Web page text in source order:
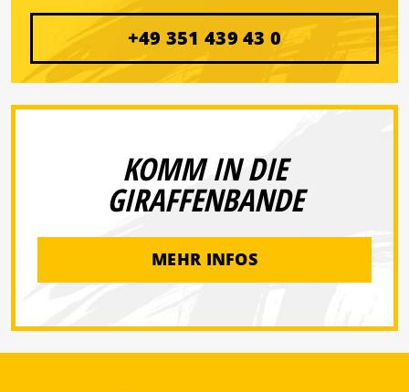
+49 351 439 43 0
KOMM IN DIE
GIRAFFENBANDE
MEHR INFOS